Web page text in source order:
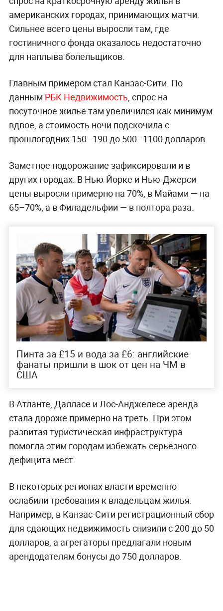
американских городах, принимающих матчи.
Сильнее всего цены выросли там, где
гостиничного фонда оказалось недостаточно
для наплыва болельщиков.
Главным примером стал Канзас-Сити. По
данным РБК Недвижимость, спрос на
посуточное жильё там увеличился как минимум
вдвое, а стоимость ночи подскочила с
прошлогодних 150–190 до 500–1100 долларов.
Заметное подорожание зафиксировали и в
других городах. В Нью-Йорке и Нью-Джерси
цены выросли примерно на 70%, в Майами — на
65–70%, а в Филадельфии — в полтора раза.
Пинта за £15 и вода за £6: английские
фанаты пришли в шок от цен на ЧМ в
США
В Атланте, Далласе и Лос-Анджелесе аренда
стала дороже примерно на треть. При этом
развитая туристическая инфраструктура
помогла этим городам избежать серьёзного
дефицита мест.
В некоторых регионах власти временно
ослабили требования к владельцам жилья.
Например, в Канзас-Сити регистрационный сбор
для сдающих недвижимость снизили с 200 до 50
долларов, а агрегаторы предлагали новым
арендодателям бонусы до 750 долларов.